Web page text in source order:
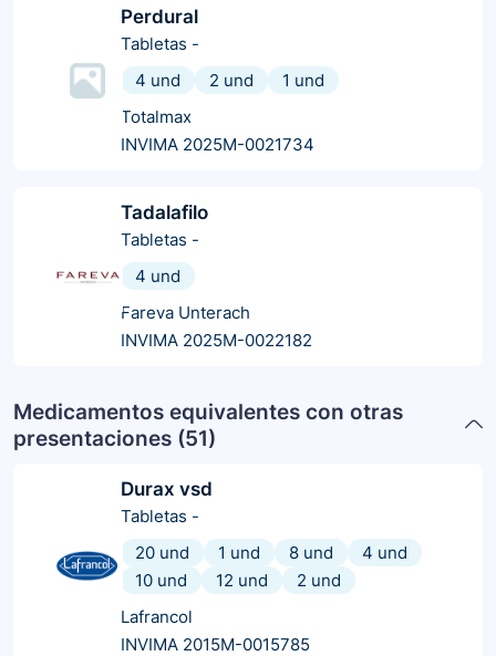
Perdural
Tabletas -
4 und
2 und
1 und
Totalmax
INVIMA 2025M-0021734
Tadalafilo
Tabletas -
4 und
Fareva Unterach
INVIMA 2025M-0022182
Medicamentos equivalentes con otras
presentaciones (51)
Durax vsd
Tabletas -
20 und
1 und 8 und
4 und
10 und
12 und
2 und
Lafrancol
INVIMA 2015M-0015785